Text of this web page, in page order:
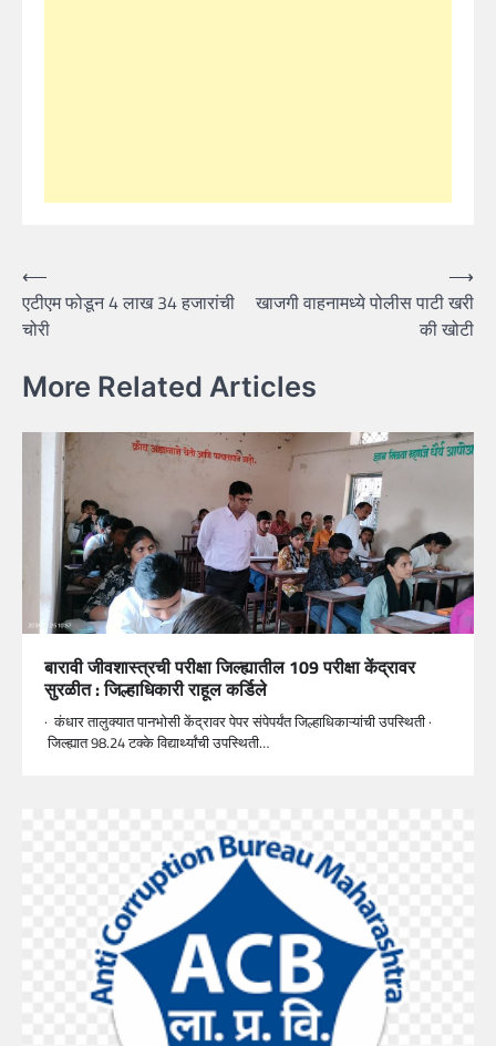
Post
navigation
⟵
एटीएम फोडून 4 लाख 34 हजारांची
चोरी
खाजगी वाहनामध्ये पोलीस पाटी खरी
की खोटी
⟶
More Related Articles
बारावी जीवशास्त्रची परीक्षा जिल्ह्यातील 109 परीक्षा केंद्रावर
सुरळीत : जिल्हाधिकारी राहूल कर्डिले
· कंधार तालुक्यात पानभोसी केंद्रावर पेपर संपेपर्यंत जिल्हाधिकाऱ्यांची उपस्थिती ·
जिल्ह्यात 98.24 टक्के विद्यार्थ्यांची उपस्थिती…